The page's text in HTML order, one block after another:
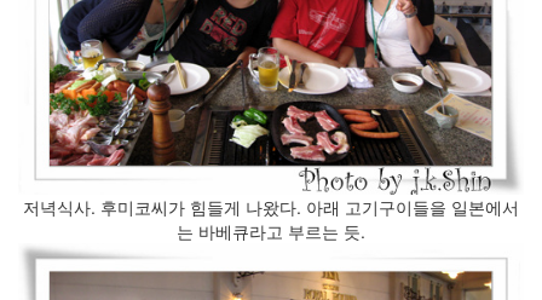
저녁식사. 후미코씨가 힘들게 나왔다. 아래 고기구이들을 일본에서
는 바베큐라고 부르는 듯.